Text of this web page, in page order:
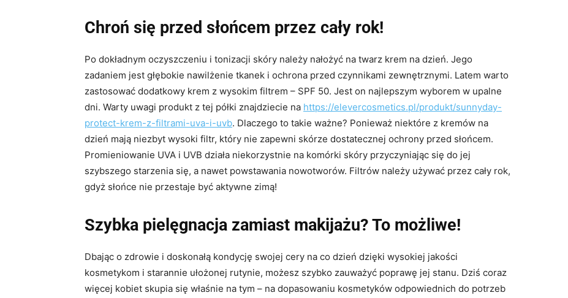
Chroń się przed słońcem przez cały rok!
Po dokładnym oczyszczeniu i tonizacji skóry należy nałożyć na twarz krem na dzień. Jego
zadaniem jest głębokie nawilżenie tkanek i ochrona przed czynnikami zewnętrznymi. Latem warto
zastosować dodatkowy krem z wysokim filtrem – SPF 50. Jest on najlepszym wyborem w upalne
dni. Warty uwagi produkt z tej półki znajdziecie na https://elevercosmetics.pl/produkt/sunnyday-
protect-krem-z-filtrami-uva-i-uvb. Dlaczego to takie ważne? Ponieważ niektóre z kremów na
dzień mają niezbyt wysoki filtr, który nie zapewni skórze dostatecznej ochrony przed słońcem.
Promieniowanie UVA i UVB działa niekorzystnie na komórki skóry przyczyniając się do jej
szybszego starzenia się, a nawet powstawania nowotworów. Filtrów należy używać przez cały rok,
gdyż słońce nie przestaje być aktywne zimą!
Szybka pielęgnacja zamiast makijażu? To możliwe!
Dbając o zdrowie i doskonałą kondycję swojej cery na co dzień dzięki wysokiej jakości
kosmetykom i starannie ułożonej rutynie, możesz szybko zauważyć poprawę jej stanu. Dziś coraz
więcej kobiet skupia się właśnie na tym – na dopasowaniu kosmetyków odpowiednich do potrzeb